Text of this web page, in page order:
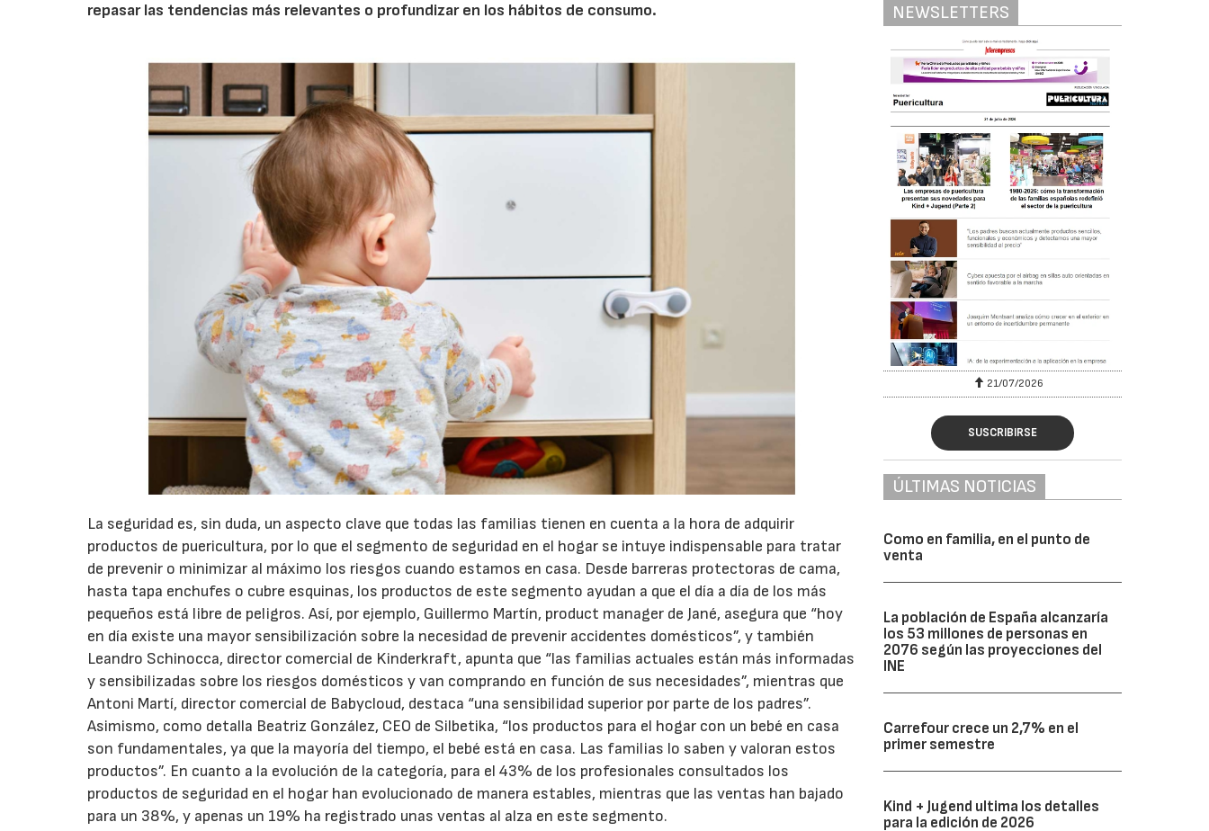
repasar las tendencias más relevantes o profundizar en los hábitos de consumo.
La seguridad es, sin duda, un aspecto clave que todas las familias tienen en cuenta a la hora de adquirir
productos de puericultura, por lo que el segmento de seguridad en el hogar se intuye indispensable para tratar
de prevenir o minimizar al máximo los riesgos cuando estamos en casa. Desde barreras protectoras de cama,
hasta tapa enchufes o cubre esquinas, los productos de este segmento ayudan a que el día a día de los más
pequeños está libre de peligros. Así, por ejemplo, Guillermo Martín, product manager de Jané, asegura que “hoy
en día existe una mayor sensibilización sobre la necesidad de prevenir accidentes domésticos”, y también
Leandro Schinocca, director comercial de Kinderkraft, apunta que “las familias actuales están más informadas
y sensibilizadas sobre los riesgos domésticos y van comprando en función de sus necesidades”, mientras que
Antoni Martí, director comercial de Babycloud, destaca “una sensibilidad superior por parte de los padres”.
Asimismo, como detalla Beatriz González, CEO de Silbetika, “los productos para el hogar con un bebé en casa
son fundamentales, ya que la mayoría del tiempo, el bebé está en casa. Las familias lo saben y valoran estos
productos”. En cuanto a la evolución de la categoría, para el 43% de los profesionales consultados los
productos de seguridad en el hogar han evolucionado de manera estables, mientras que las ventas han bajado
para un 38%, y apenas un 19% ha registrado unas ventas al alza en este segmento.
NEWSLETTERS
21/07/2026 21/07/2026
SUSCRIBIRSE
ÚLTIMAS NOTICIAS
Como en familia, en el punto de
venta
La población de España alcanzaría
los 53 millones de personas en
2076 según las proyecciones del
INE
Carrefour crece un 2,7% en el
primer semestre
Kind + Jugend ultima los detalles
para la edición de 2026